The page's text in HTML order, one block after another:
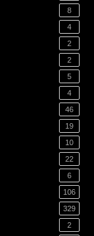
8
4
2
2
5
4
46
19
10
22
6
106
329
2